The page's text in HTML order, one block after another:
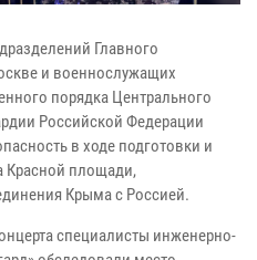
Главного
и военнослужащих
порядка Центрального
Российской Федерации
в ходе подготовки и
Красной площади,
Крыма с Россией.
специалисты инженерно-